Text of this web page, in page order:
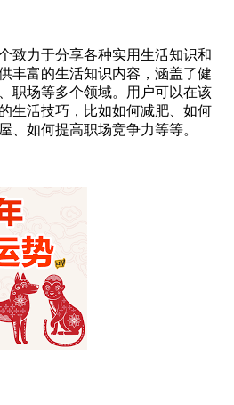
致力于分享各种实用生活知识和
丰富的生活知识内容，涵盖了健
职场等多个领域。用户可以在该
生活技巧，比如如何减肥、如何
、如何提高职场竞争力等等。